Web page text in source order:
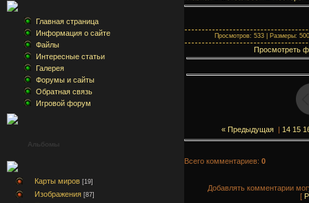
Главная страница
Информация о сайте
Файлы
Интересные статьи
Галерея
Форумы и сайты
Обратная связь
Игровой форум
Альбомы
Карты миров [19]
Изображения [87]
Просмотров: 533 | Размеры:
Просмотреть
« Предыдущая | 14 15
Всего комментариев: 0
Добавлять комментарии
[